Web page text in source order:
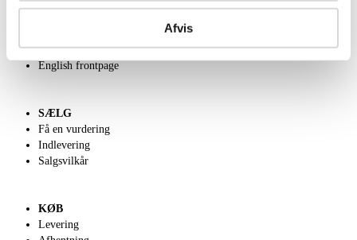
Afvis
Velgørenhed
English frontpage
SÆLG
Få en vurdering
Indlevering
Salgsvilkår
KØB
Levering